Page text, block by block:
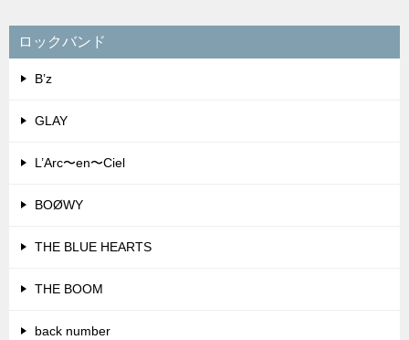
ロックバンド
B’z
GLAY
L’Arc〜en〜Ciel
BOØWY
THE BLUE HEARTS
THE BOOM
back number